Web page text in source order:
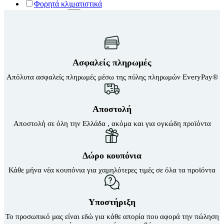
Καθίσματα Αιώρας
Κούνιες Παιδικές
Κούπες
Μαξιλάρι Υπνόσακου
Μπουκάλια
Παγοκυστες
Σάκοι Αδιάβροχοι
Σκηνές 2-3 Ατόμων
Σκηνές 3-4 Ατόμων
Σκηνές 4-5 Ατόμων
Σκηνές 5-6 Ατόμων
Σκηνές 6-7 Ατόμων
Σκηνές Pop up
Σκηνές wc
Σκηνές Αυτόματες
Σκηνές Παράλιας
Σκίαστρα Παραλλαγής
Στηρίγματα Βάσης Αιώρας
Στρωματά Ύπνου Φουσκωτά
Φορητά κλιματιστικά
Μαξιλαροθήκες
Ανωστρώματα
Βάζα δαπέδου
Διακοσμητικά Δαπέδου
Αξεσουάρ Ειδών Έξοχης
Εντομοαπωθητικα
Θήκες Πλαστικ.Αεροστεγής
Κουνουπιέρες
Κουρτίνες Μπαμπού
Κυάλια
Μπλέντερ & Μίξερ
Ορθοστάτες
Ασφαλείς πληρωμές
Απόλυτα ασφαλείς πληρωμές μέσω της πύλης πληρωμών EveryPay®
Αποστολή
Αποστολή σε όλη την Ελλάδα , ακόμα και για ογκώδη προϊόντα
Δώρο κουπόνια
Κάθε μήνα νέα κουπόνια για χαμηλότερες τιμές σε όλα τα προϊόντα
Υποστήριξη
Το προσωπικό μας είναι εδώ για κάθε απορία που αφορά την πώληση